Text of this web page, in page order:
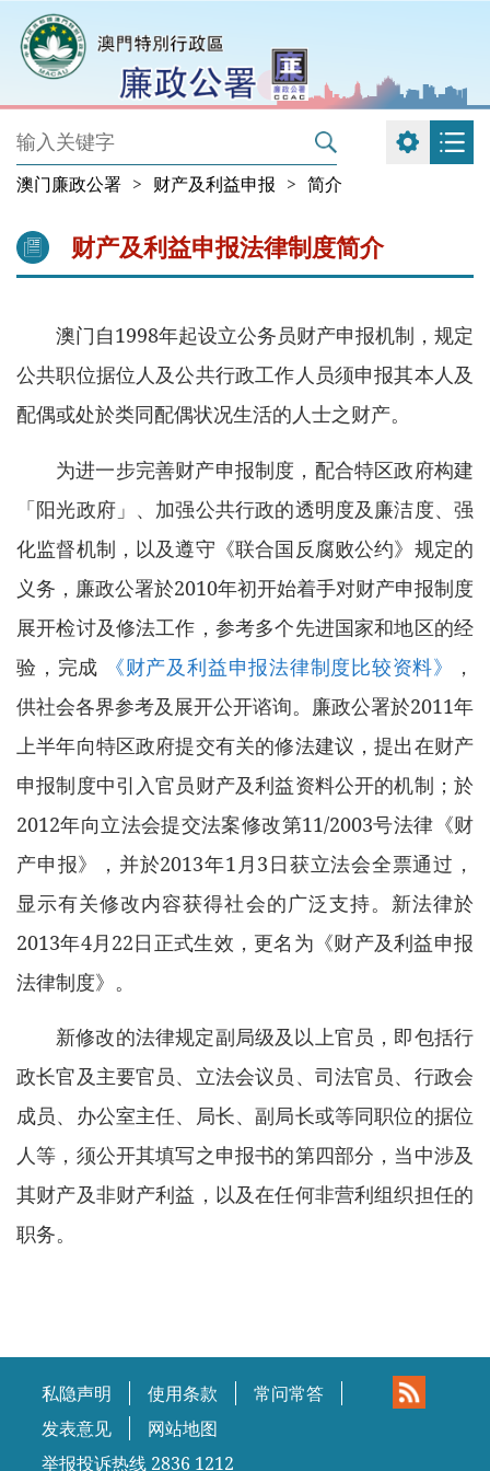
澳门廉政公署 > 财产及利益申报 > 简介
财产及利益申报法律制度简介
澳门自1998年起设立公务员财产申报机制，规定
公共职位据位人及公共行政工作人员须申报其本人及
配偶或处於类同配偶状况生活的人士之财产。
为进一步完善财产申报制度，配合特区政府构建
「阳光政府」、加强公共行政的透明度及廉洁度、强
化监督机制，以及遵守《联合国反腐败公约》规定的
义务，廉政公署於2010年初开始着手对财产申报制度
展开检讨及修法工作，参考多个先进国家和地区的经
验，完成
《财产及利益申报法律制度比较资料》
，
供社会各界参考及展开公开谘询。廉政公署於2011年
上半年向特区政府提交有关的修法建议，提出在财产
申报制度中引入官员财产及利益资料公开的机制；於
2012年向立法会提交法案修改第11/2003号法律《财
产申报》，并於2013年1月3日获立法会全票通过，
显示有关修改内容获得社会的广泛支持。新法律於
2013年4月22日正式生效，更名为《财产及利益申报
法律制度》。
新修改的法律规定副局级及以上官员，即包括行
政长官及主要官员、立法会议员、司法官员、行政会
成员、办公室主任、局长、副局长或等同职位的据位
人等，须公开其填写之申报书的第四部分，当中涉及
其财产及非财产利益，以及在任何非营利组织担任的
职务。
私隐声明 使用条款
常问常答
发表意见
网站地图
举报投诉热线 2836 1212